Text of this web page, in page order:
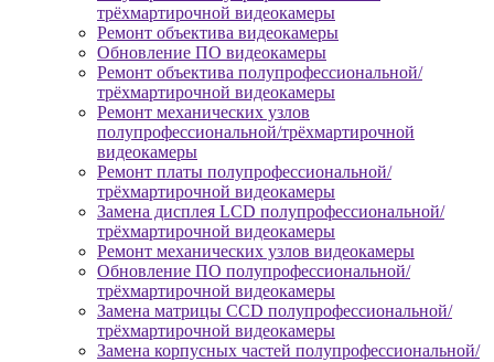
трёхмартирочной видеокамеры
Ремонт объектива видеокамеры
Обновление ПО видеокамеры
Ремонт объектива полупрофессиональной/
трёхмартирочной видеокамеры
Ремонт механических узлов
полупрофессиональной/трёхмартирочной
видеокамеры
Ремонт платы полупрофессиональной/
трёхмартирочной видеокамеры
Замена дисплея LCD полупрофессиональной/
трёхмартирочной видеокамеры
Ремонт механических узлов видеокамеры
Обновление ПО полупрофессиональной/
трёхмартирочной видеокамеры
Замена матрицы CCD полупрофессиональной/
трёхмартирочной видеокамеры
Замена корпусных частей полупрофессиональной/